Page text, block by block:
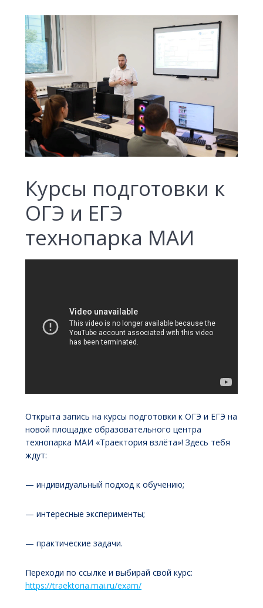
Курсы подготовки к
ОГЭ и ЕГЭ
технопарка МАИ
Открыта запись на курсы подготовки к ОГЭ и ЕГЭ на
новой площадке образовательного центра
технопарка МАИ «Траектория взлёта»! Здесь тебя
ждут:
— индивидуальный подход к обучению;
— интересные эксперименты;
— практические задачи.
Переходи по ссылке и выбирай свой курс:
https://traektoria.mai.ru/exam/